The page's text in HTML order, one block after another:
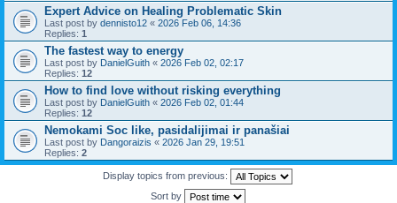
Expert Advice on Healing Problematic Skin
Last post by dennisto12 « 2026 Feb 06, 14:36
Replies: 1
The fastest way to energy
Last post by DanielGuith « 2026 Feb 02, 02:17
Replies: 12
How to find love without risking everything
Last post by DanielGuith « 2026 Feb 02, 01:44
Replies: 12
Nemokami Soc like, pasidalijimai ir panašiai
Last post by Dangoraizis « 2026 Jan 29, 19:51
Replies: 2
Display topics from previous:
Sort by